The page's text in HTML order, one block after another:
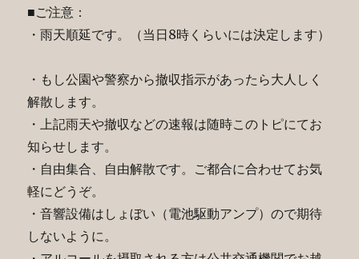
■ご注意：
・雨天順延です。（当日8時くらいには決定します）
・もし公園や警察から撤収指示があったら大人しく
解散します。
・上記雨天や撤収などの速報は随時このトピにてお
知らせします。
・自由集合、自由解散です。ご都合に合わせてお気
軽にどうぞ。
・音響設備はしょぼい（電池駆動アンプ）ので期待
しないように。